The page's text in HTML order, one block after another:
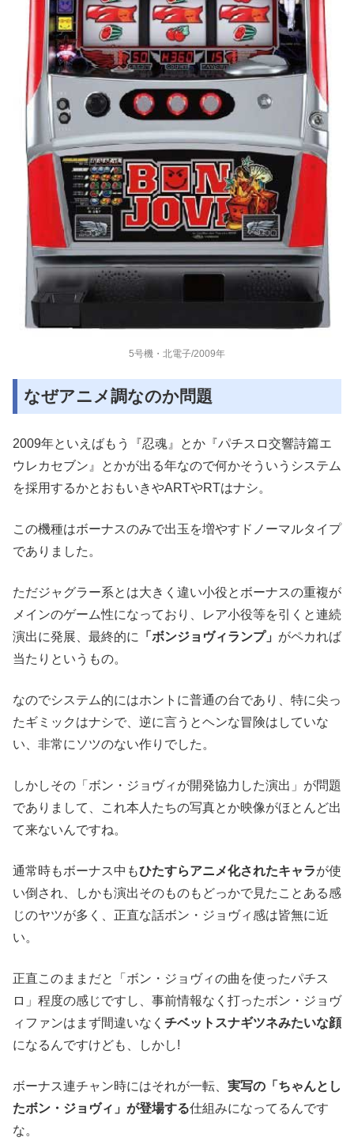
5号機・北電子/2009年
なぜアニメ調なのか問題
2009年といえばもう『忍魂』とか『パチスロ交響詩篇エ
ウレカセブン』とかが出る年なので何かそういうシステム
を採用するかとおもいきやARTやRTはナシ。
この機種はボーナスのみで出玉を増やすドノーマルタイプ
でありました。
ただジャグラー系とは大きく違い小役とボーナスの重複が
メインのゲーム性になっており、レア小役等を引くと連続
演出に発展、最終的に
「ボンジョヴィランプ」 がペカれば
当たりというもの。
なのでシステム的にはホントに普通の台であり、特に尖っ
たギミックはナシで、逆に言うとヘンな冒険はしていな
い、非常にソツのない作りでした。
しかしその「ボン・ジョヴィが開発協力した演出」が問題
でありまして、これ本人たちの写真とか映像がほとんど出
て来ないんですね。
通常時もボーナス中もひたすらアニメ化されたキャラが使
い倒され、しかも演出そのものもどっかで見たことある感
じのヤツが多く、正直な話ボン・ジョヴィ感は皆無に近
い。
正直このままだと「ボン・ジョヴィの曲を使ったパチス
ロ」程度の感じですし、事前情報なく打ったボン・ジョヴ
ィファンはまず間違いなく チベットスナギツネみたいな顔
になるんですけども、しかし!
ボーナス連チャン時にはそれが一転、 実写の「ちゃんとし
たボン・ジョヴィ」が登場する仕組みになってるんです
な。